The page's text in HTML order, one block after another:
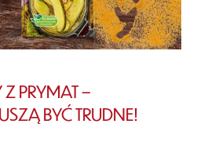
PRYMAT –
BYĆ TRUDNE!